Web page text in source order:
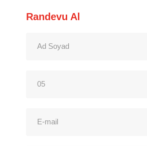
Randevu Al